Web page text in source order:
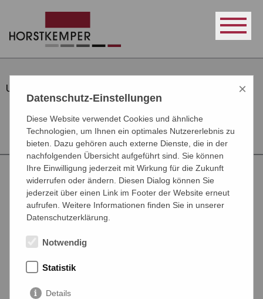
Unternehmen
HORSTKEMPER
Maschinenbau GmbH
Löfkenfeld 65 - 33397 Rietberg
Tel:+49 2944 - 9702 - 0
Fax: +49 2944 - 9702 - 33
info@horstkemper.de
Datenschutz-Einstellungen
×
Diese Website verwendet Cookies und ähnliche
Technologien, um Ihnen ein optimales Nutzererlebnis zu
bieten. Dazu gehören auch externe Dienste, die in der
nachfolgenden Übersicht aufgeführt sind. Sie können
Ihre Einwilligung jederzeit mit Wirkung für die Zukunft
widerrufen oder ändern. Diesen Dialog können Sie
jederzeit über einen Link im Footer der Website erneut
aufrufen. Weitere Informationen finden Sie in unserer
Datenschutzerklärung.
Notwendig
Statistik
Details